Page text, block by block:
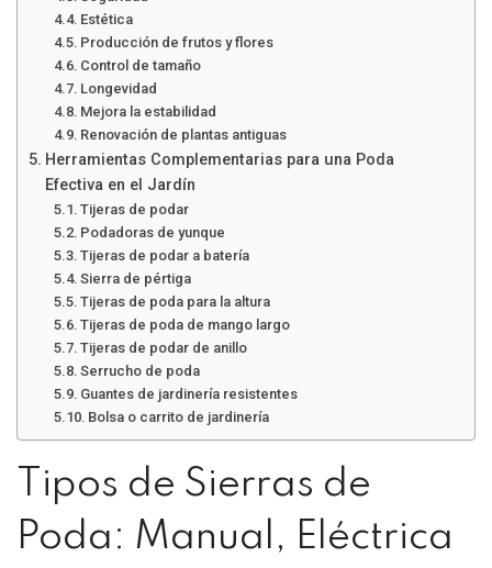
Estética
Producción de frutos y flores
Control de tamaño
Longevidad
Mejora la estabilidad
Renovación de plantas antiguas
Herramientas Complementarias para una Poda
Efectiva en el Jardín
Tijeras de podar
Podadoras de yunque
Tijeras de podar a batería
Sierra de pértiga
Tijeras de poda para la altura
Tijeras de poda de mango largo
Tijeras de podar de anillo
Serrucho de poda
Guantes de jardinería resistentes
Bolsa o carrito de jardinería
Tipos de Sierras de
Poda: Manual, Eléctrica